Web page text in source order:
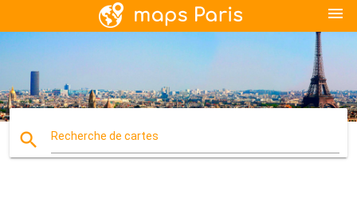
menu
search Recherche de cartes